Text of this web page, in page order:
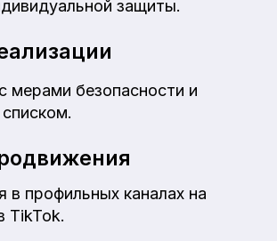
защиты.
мерами безопасности и
в профильных каналах на
TikTok.